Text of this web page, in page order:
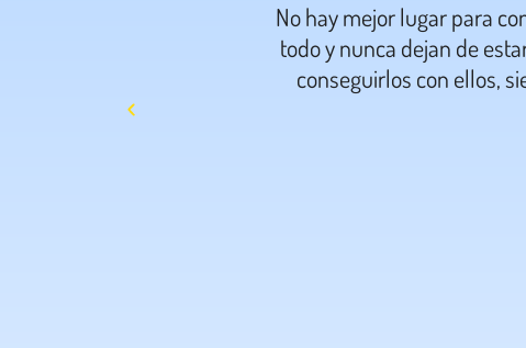
No hay mejor lugar para
todo y nunca dejan de
conseguirlos con ellos,